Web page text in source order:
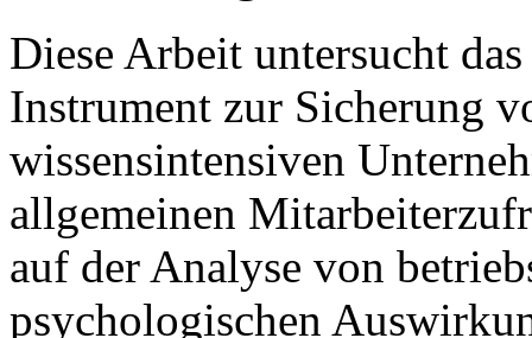
Diese Arbeit untersucht
Instrument zur Sicherung
wissensintensiven
allgemeinen
auf der Analyse von
psychologischen